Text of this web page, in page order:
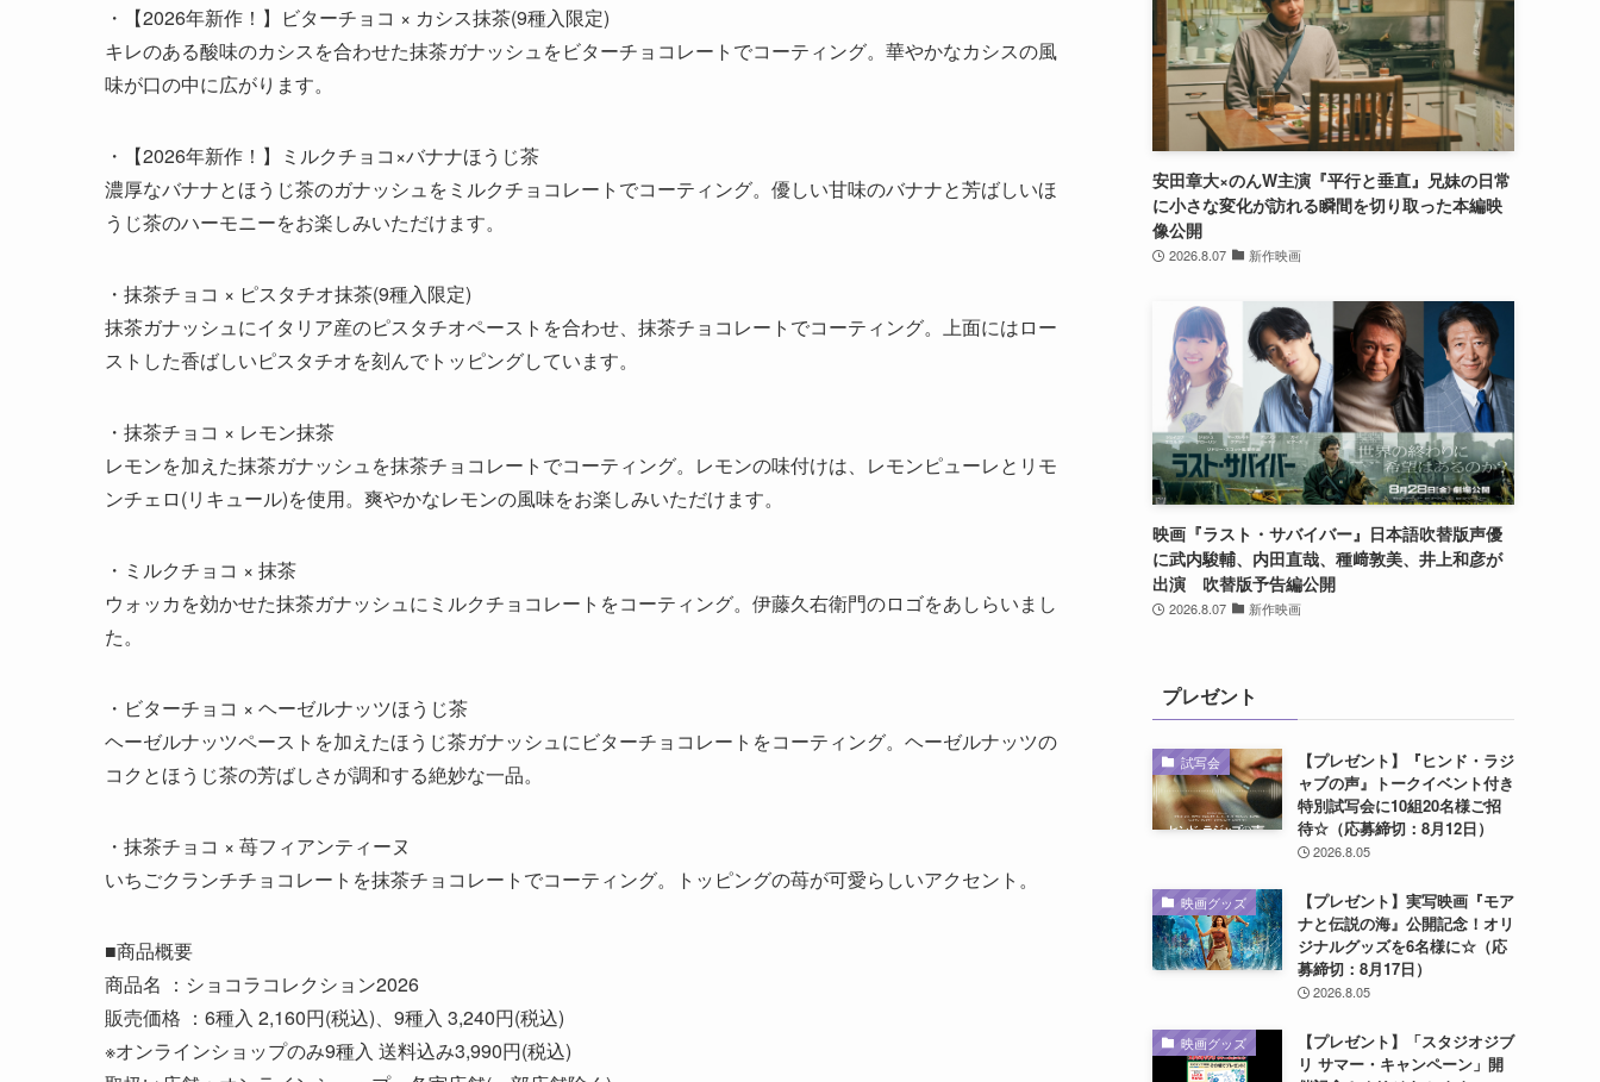
・【2026年新作！】ビターチョコ × カシス抹茶(9種入限定)
キレのある酸味のカシスを合わせた抹茶ガナッシュをビターチョコレートでコーティング。華やかなカシスの風
味が口の中に広がります。
・【2026年新作！】ミルクチョコ×バナナほうじ茶
濃厚なバナナとほうじ茶のガナッシュをミルクチョコレートでコーティング。優しい甘味のバナナと芳ばしいほ
うじ茶のハーモニーをお楽しみいただけます。
・抹茶チョコ × ピスタチオ抹茶(9種入限定)
抹茶ガナッシュにイタリア産のピスタチオペーストを合わせ、抹茶チョコレートでコーティング。上面にはロー
ストした香ばしいピスタチオを刻んでトッピングしています。
・抹茶チョコ × レモン抹茶
レモンを加えた抹茶ガナッシュを抹茶チョコレートでコーティング。レモンの味付けは、レモンピューレとリモ
ンチェロ(リキュール)を使用。爽やかなレモンの風味をお楽しみいただけます。
・ミルクチョコ × 抹茶
ウォッカを効かせた抹茶ガナッシュにミルクチョコレートをコーティング。伊藤久右衛門のロゴをあしらいまし
た。
・ビターチョコ × ヘーゼルナッツほうじ茶
ヘーゼルナッツペーストを加えたほうじ茶ガナッシュにビターチョコレートをコーティング。ヘーゼルナッツの
コクとほうじ茶の芳ばしさが調和する絶妙な一品。
・抹茶チョコ × 苺フィアンティーヌ
いちごクランチチョコレートを抹茶チョコレートでコーティング。トッピングの苺が可愛らしいアクセント。
■商品概要
商品名 ：ショコラコレクション2026
販売価格 ：6種入 2,160円(税込)、9種入 3,240円(税込)
※オンラインショップのみ9種入 送料込み3,990円(税込)
安田章大×のんW主演『平行と垂直』兄妹の日常
に小さな変化が訪れる瞬間を切り取った本編映
像公開
2026.8.07 新作映画
映画『ラスト・サバイバー』日本語吹替版声優
に武内駿輔、内田直哉、種﨑敦美、井上和彦が
出演 吹替版予告編公開
2026.8.07 新作映画
プレゼント
試写会
【プレゼント】『ヒンド・ラジ
ャブの声』トークイベント付き
特別試写会に10組20名様ご招
待☆（応募締切：8月12日）
2026.8.05
映画グッズ
【プレゼント】実写映画『モア
ナと伝説の海』公開記念！オリ
ジナルグッズを6名様に☆（応
募締切：8月17日）
2026.8.05
映画グッズ
【プレゼント】「スタジオジブ
リ サマー・キャンペーン」開